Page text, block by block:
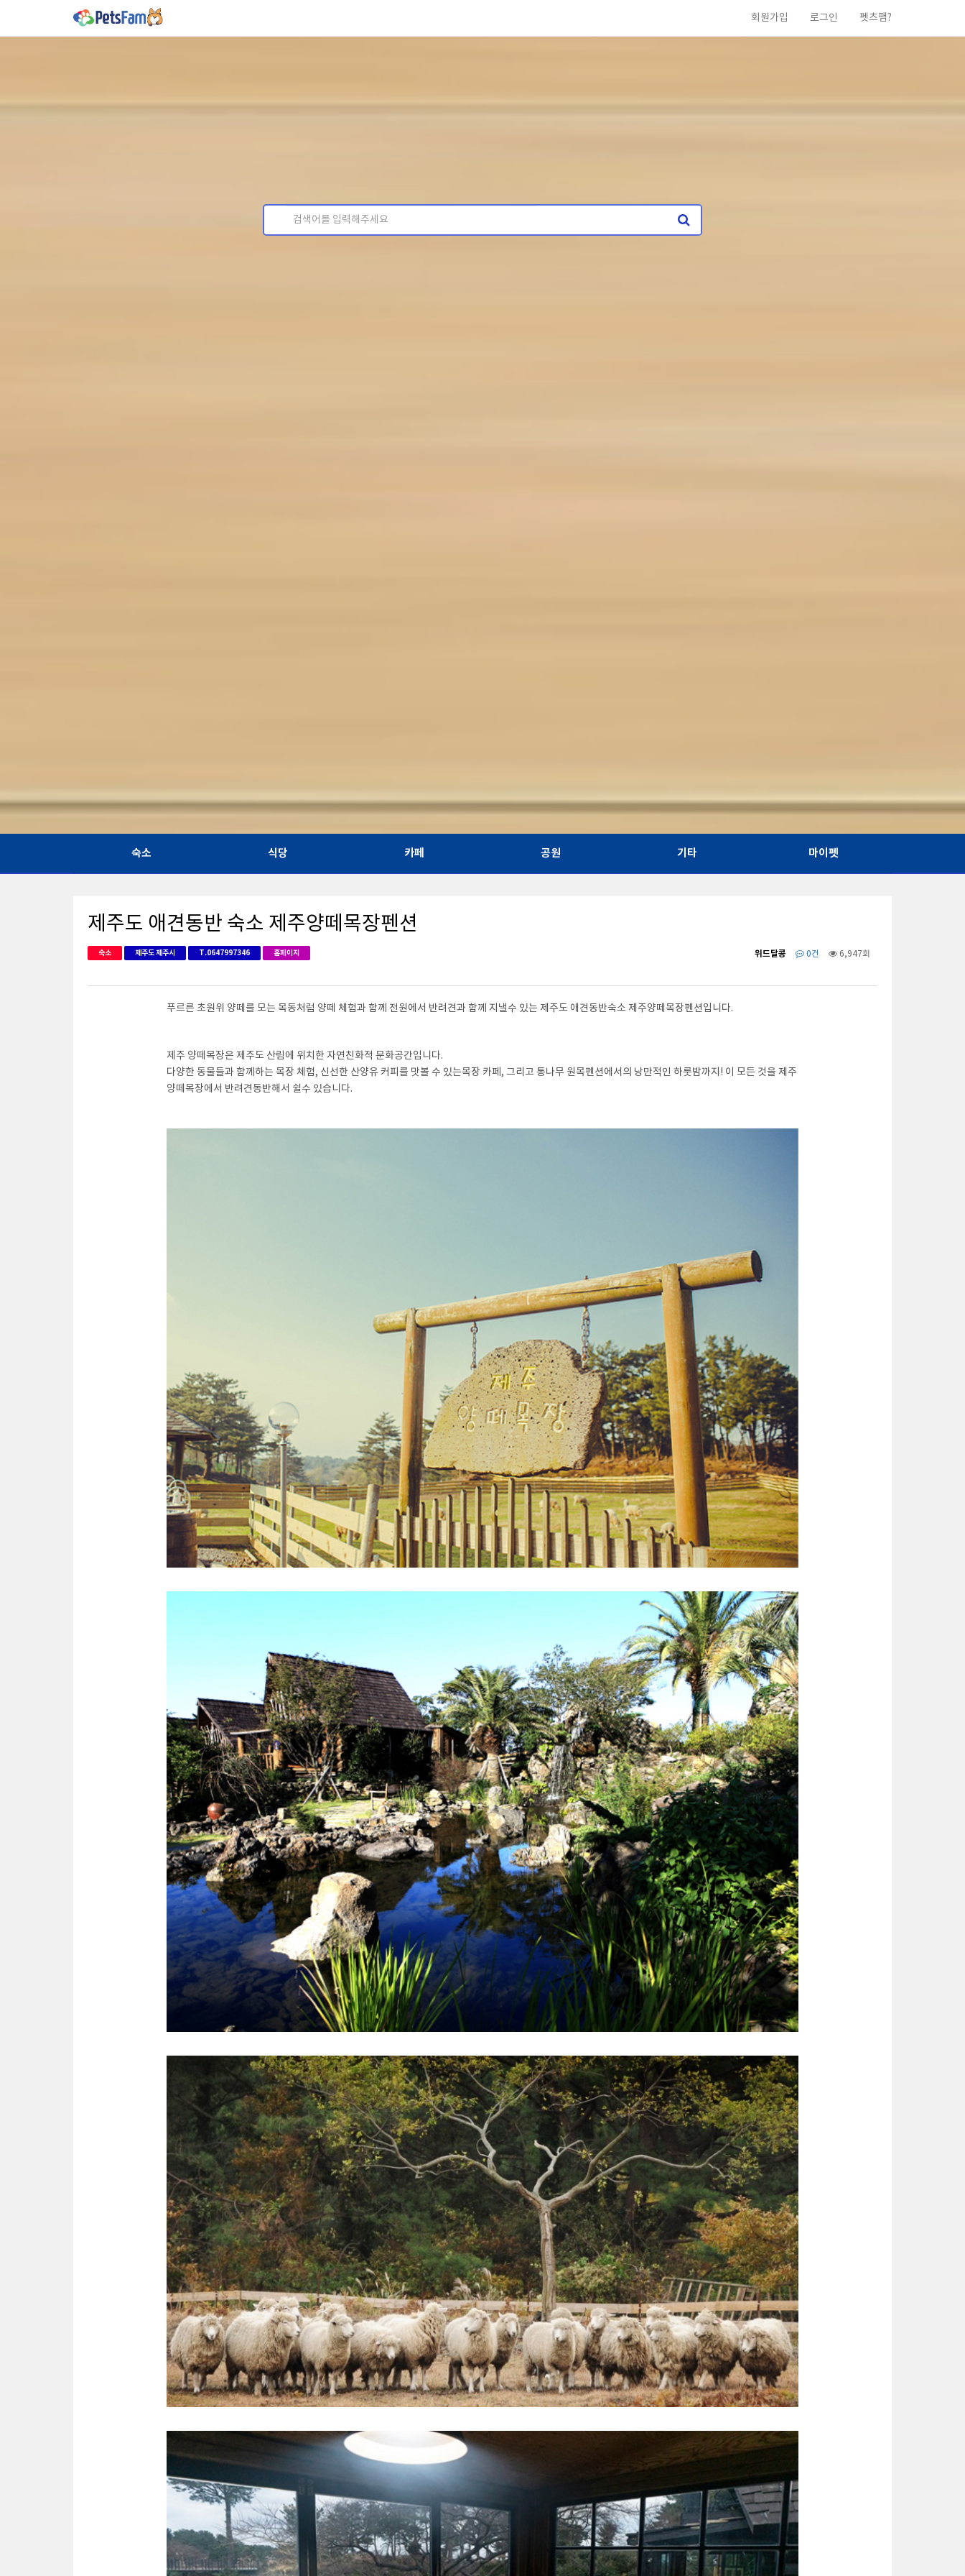
회원가입 로그인 펫츠팸?
숙소 식당 카페 공원 기타 마이펫
제주도 애견동반 숙소 제주양떼목장펜션
숙소 제주도 제주시 T.0647997346 홈페이지 위드달콩 0건 6,947회
푸르른 초원위 양떼를 모는 목동처럼 양떼 체험과 함께 전원에서 반려견과 함께 지낼수 있는 제주도 애견동반숙소 제주양떼목장펜션입니다.
제주 양떼목장은 제주도 산림에 위치한 자연친화적 문화공간입니다.
다양한 동물들과 함께하는 목장 체험, 신선한 산양유 커피를 맛볼 수 있는목장 카페 , 그리고 통나무 원목펜션에서의 낭만적인 하룻밤까지! 이 모든 것을 제주
양떼목장에서 반려견동반해서 쉴수 있습니다.